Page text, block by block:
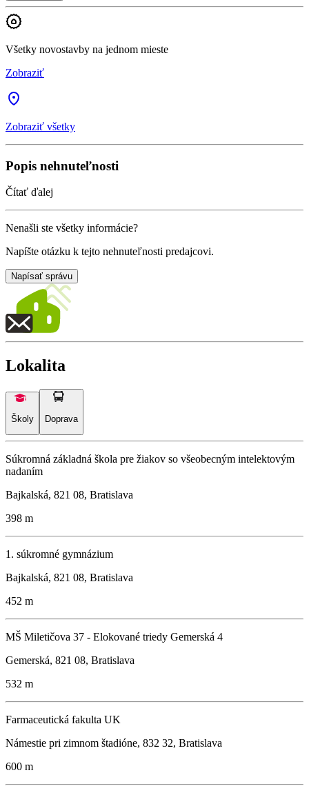
Všetky novostavby na jednom mieste
Zobraziť
Zobraziť všetky
Popis nehnuteľnosti
Čítať ďalej
Nenašli ste všetky informácie?
Napíšte otázku k tejto nehnuteľnosti predajcovi.
Napísať správu
Lokalita
Školy Doprava
Súkromná základná škola pre žiakov so všeobecným intelektovým
nadaním
Bajkalská, 821 08, Bratislava
398 m
1. súkromné gymnázium
Bajkalská, 821 08, Bratislava
452 m
MŠ Miletičova 37 - Elokované triedy Gemerská 4
Gemerská, 821 08, Bratislava
532 m
Farmaceutická fakulta UK
Námestie pri zimnom štadióne, 832 32, Bratislava
600 m